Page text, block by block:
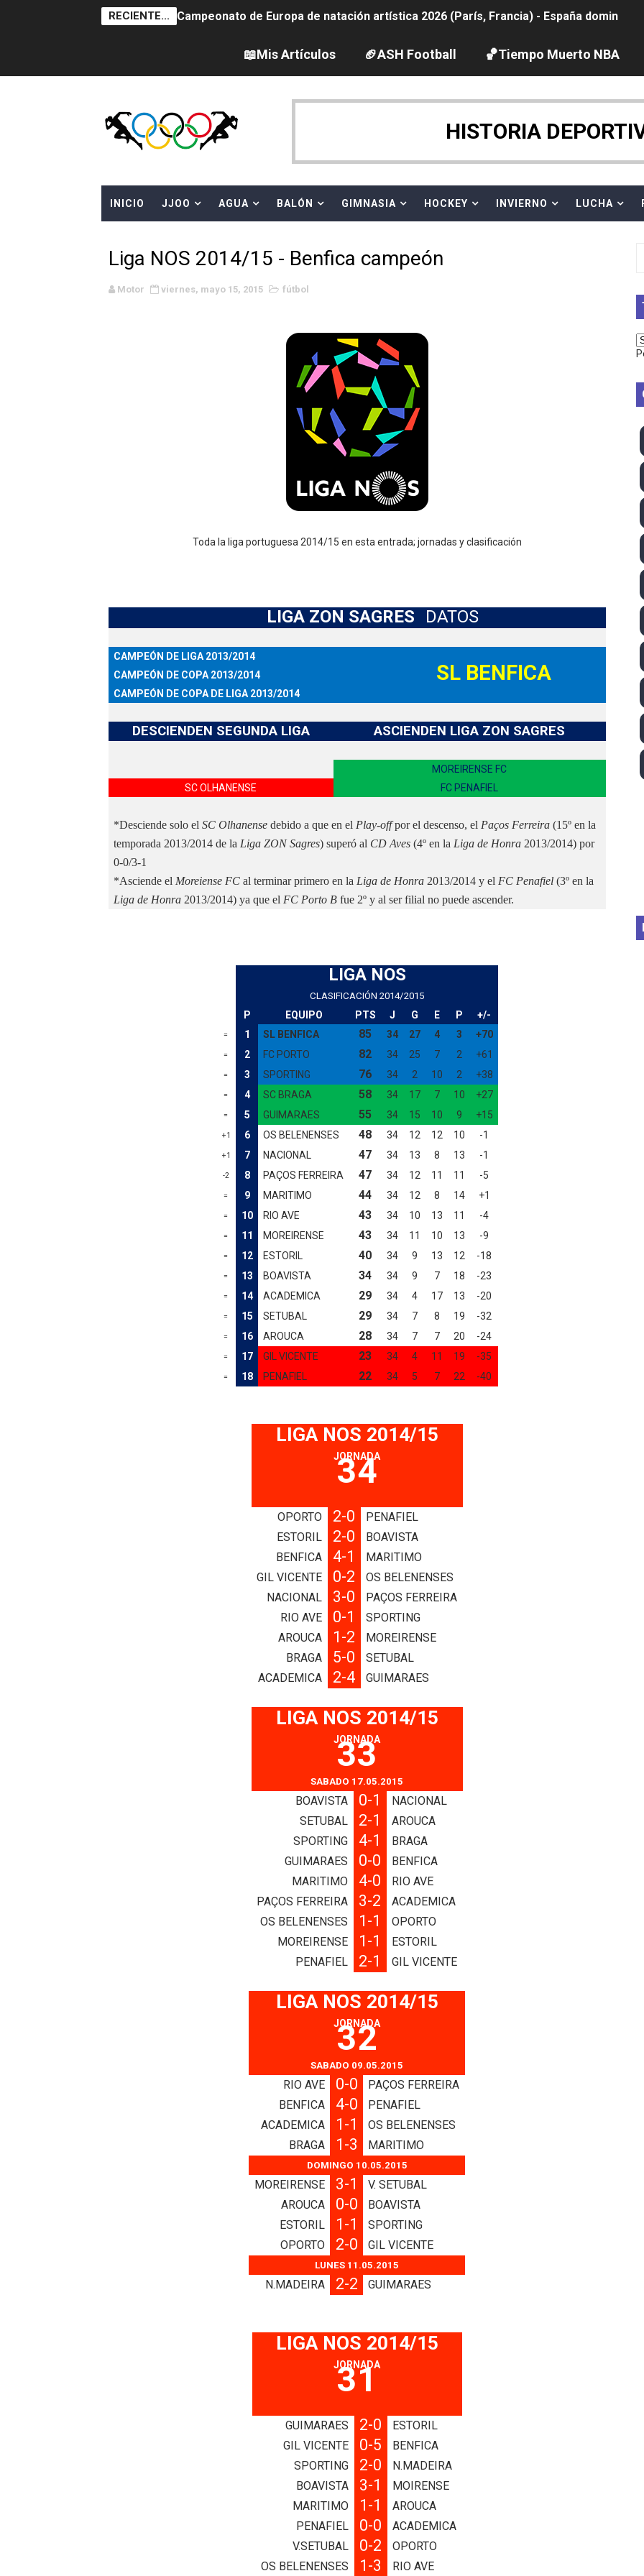
RECIENTE... Campeonato de Europa de natación artística 2026 (París, Francia) - España domina
AEW - Adam Page con Brodido desbancan una semana después a The Demand por
Tour de Francia femenino 2026 - Etapa 5
Women's Pro Baseball League 2026
Campeonato de Europa en aguas abiertas 2026 (París, Francia) - Dobletes de
WWE NXT - Myles Borne y Tavion Heights ponen fin al reinado por parejas de The
Canadian Football League 2026 - Week 10
EFA y AFLE 2026 - Regular season
Grandes éxitos por fin para Chelsea Green, Chad Gable y Baron Corbin en
Campeonato de Europa de MTB 2026 (Monteceneri, Suiza) - Charlie Aldridge y Sina
Campeonato de Europa de remo 2026 (Varese, Italia) - Rumanía, Alemania y Gran
Mundial de lacrosse femenino 2026 (Tokio, Japón) - Estados Unidos invencibles, ya
Máxima celebración en el último Impact! con Jason Hotch como nuevo TNA
Mundial de esgrima 2026 (Hong Kong) - La delegación italiana arrasa con 4 oros y 4
Raquel Rodriguez es la nueva monarca Intercontinental, su primer título individual en
Athletes Unlimited Softball League 2026 - Las Utah Talons son bicampeonas de la AUSL
Mundial de piragüismo slalom 2026 (Oklahoma City, Estados Unidos) - Miquel Travé
Tour de Francia masculino 2026 - Tadej Pogacar entra en el selecto grupo de los
Mundial de Fórmula 1 2026 - Lando Norris consigue en Hungría su primera victoria
Copa del Mundo femenina 2026 - Estados Unidos campeón dejando a España a las
Campeonato de Europa de saltos 2026 (París, Francia) - Medalla de bronce para
📖Mis Artículos 🏈ASH Football 🏀Tiempo Muerto NBA
HISTORIA
INICIO JJOO AGUA BALÓN GIMNASIA HOCKEY INVIERNO LUCHA
Liga NOS 2014/15 - Benfica campeón
Motor viernes, mayo 15, 2015 fútbol
Toda la liga portuguesa 2014/15 en esta entrada; jornadas y clasificación
LIGA ZON SAGRES DATOS
CAMPEÓN DE LIGA 2013/2014
SL BENFICA
CAMPEÓN DE COPA 2013/2014
CAMPEÓN DE COPA DE LIGA 2013/2014
DESCIENDEN SEGUNDA LIGA ASCIENDEN LIGA ZON SAGRES
MOREIRENSE FC
SC OLHANENSE
FC PENAFIEL
*Desciende solo el SC Olhanensedebido a que en el Play-offpor el descenso, el Paços Ferreira(15º en la
temporada 2013/2014 de la Liga ZON Sagres) superó al CD Aves(4º en la Liga de Honra2013/2014) por
0-0/3-1
*Asciende el Moreiense FC al terminar primero en la Liga de Honra 2013/2014 y el FC Penafiel (3º en la
Liga de Honra2013/2014) ya que el FC Porto B fue 2º y al ser filial no puede ascender.
LIGA NOS
CLASIFICACIÓN 2014/2015
P EQUIPO PTS J G E P +/-
= 1 SL BENFICA 85 34 27 4 3 +70
= 2 FC PORTO 82 34 25 7 2 +61
= 3 SPORTING 76 34 2 10 2 +38
= 4 SC BRAGA 58 34 17 7 10 +27
= 5 GUIMARAES 55 34 15 10 9 +15
+1 6 OS BELENENSES 48 34 12 12 10 -1
+1 7 NACIONAL 47 34 13 8 13 -1
-2 8 PAÇOS FERREIRA 47 34 12 11 11 -5
= 9 MARITIMO 44 34 12 8 14 +1
= 10 RIO AVE 43 34 10 13 11 -4
= 11 MOREIRENSE 43 34 11 10 13 -9
= 12 ESTORIL 40 34 9 13 12 -18
= 13 BOAVISTA 34 34 9 7 18 -23
= 14 ACADEMICA 29 34 4 17 13 -20
= 15 SETUBAL 29 34 7 8 19 -32
= 16 AROUCA 28 34 7 7 20 -24
= 17 GIL VICENTE 23 34 4 11 19 -35
= 18 PENAFIEL 22 34 5 7 22 -40
LIGA NOS 2014/15
JORNADA
34
OPORTO 2-0
PENAFIEL
ESTORIL
2-0
BOAVISTA
BENFICA
4-1
MARITIMO
GIL VICENTE
0-2
OS BELENENSES
NACIONAL
3-0
PAÇOS FERREIRA
RIO AVE
0-1
SPORTING
AROUCA
1-2
MOREIRENSE
BRAGA
5-0
SETUBAL
ACADEMICA
2-4 GUIMARAES
LIGA NOS 2014/15
JORNADA
33
SABADO 17.05.2015
BOAVISTA 0-1
NACIONAL
SETUBAL
2-1
AROUCA
SPORTING
4-1
BRAGA
GUIMARAES
0-0
BENFICA
MARITIMO
4-0
RIO AVE
PAÇOS FERREIRA
3-2
ACADEMICA
OS BELENENSES
1-1
OPORTO
MOREIRENSE
1-1
ESTORIL
PENAFIEL
2-1 GIL VICENTE
LIGA NOS 2014/15
JORNADA
32
SABADO 09.05.2015
RIO AVE 0-0
PAÇOS FERREIRA
BENFICA
4-0
PENAFIEL
ACADEMICA
1-1
OS BELENENSES
BRAGA
1-3 MARITIMO
DOMINGO 10.05.2015
MOREIRENSE 3-1
V. SETUBAL
AROUCA
0-0
BOAVISTA
ESTORIL
1-1
SPORTING
OPORTO
2-0 GIL VICENTE
LUNES 11.05.2015
N.MADEIRA 2-2 GUIMARAES
LIGA NOS 2014/15
JORNADA
31
GUIMARAES 2-0
ESTORIL
GIL VICENTE
0-5
BENFICA
SPORTING
2-0
N.MADEIRA
BOAVISTA
3-1
MOIRENSE
MARITIMO
1-1
AROUCA
PENAFIEL
0-0
ACADEMICA
V.SETUBAL
0-2
OPORTO
OS BELENENSES
1-3 RIO AVE